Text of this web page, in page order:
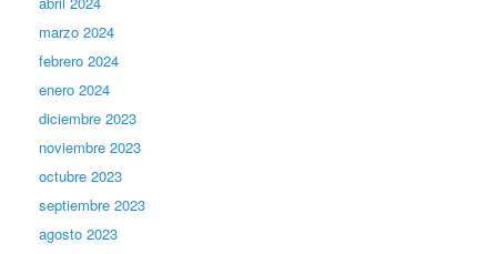
marzo 2024
febrero 2024
enero 2024
diciembre 2023
noviembre 2023
octubre 2023
septiembre 2023
agosto 2023